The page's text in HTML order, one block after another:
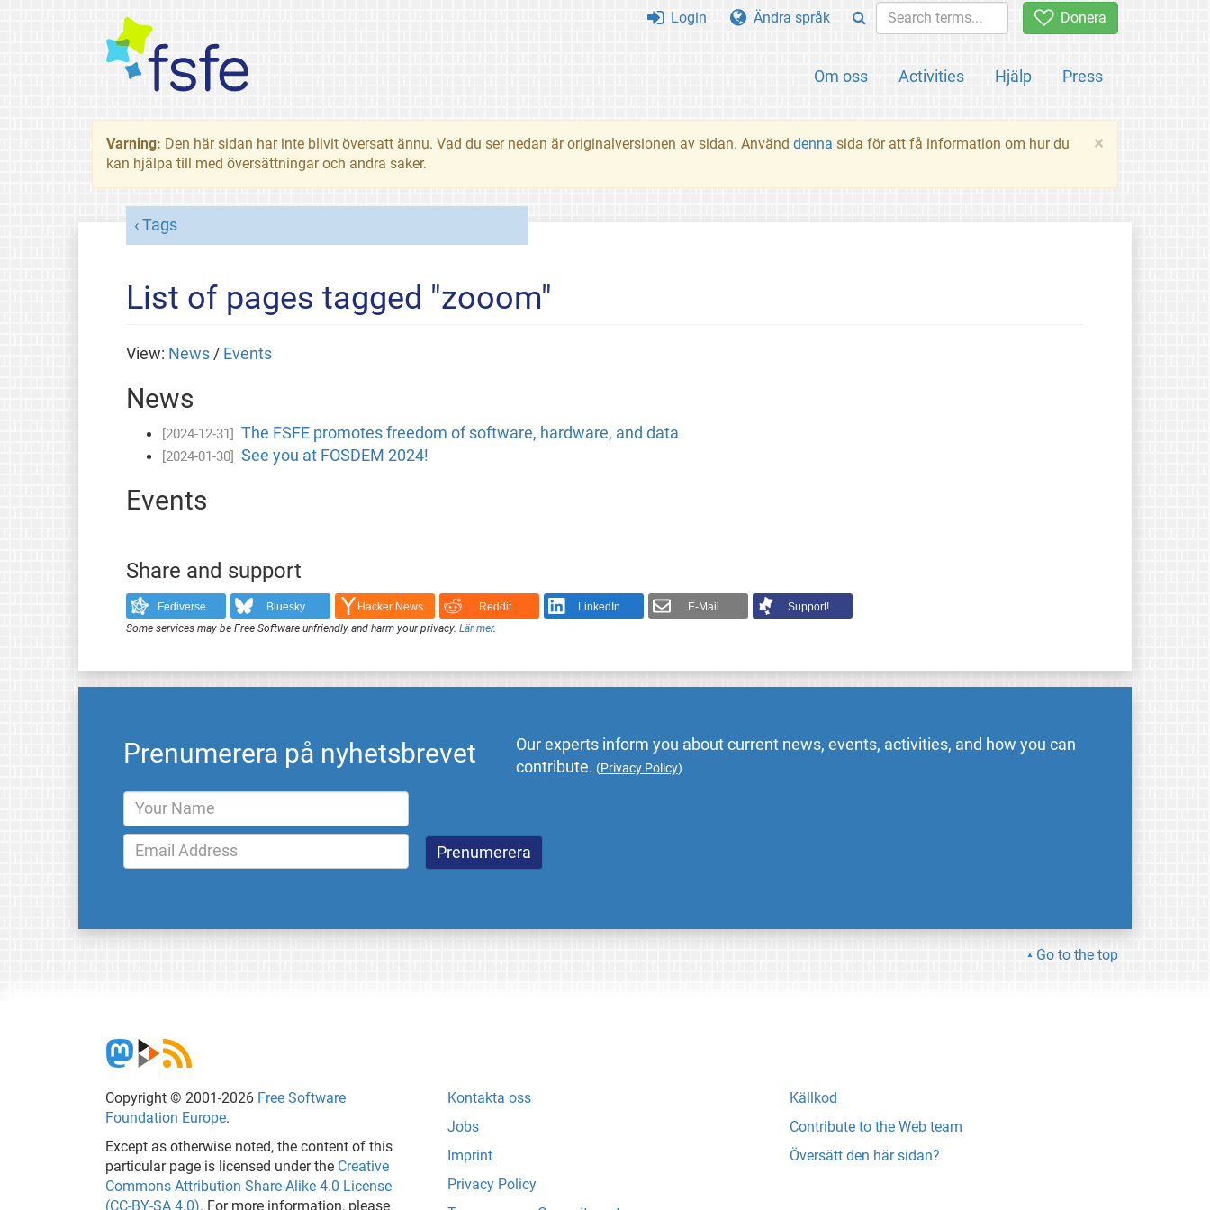
Donera
Om oss Activities Hjälp Press
Login Ändra språk
×
Varning: Den här sidan har inte blivit översatt ännu. Vad du ser nedan är originalversionen av sidan. Använd denna sida för att få information om hur du
kan hjälpa till med översättningar och andra saker.
Tags
List of pages tagged "zooom"
View: News/ Events
News
[2024-12-31] The FSFE promotes freedom of software, hardware, and data
[2024-01-30] See you at FOSDEM 2024!
Events
Share and support
Fediverse Bluesky Hacker News Reddit LinkedIn E-Mail
Support!
Some services may be Free Software unfriendly and harm your privacy. Lär mer.
Prenumerera på nyhetsbrevet
Our experts inform you about current news, events, activities, and how you can
contribute. (Privacy Policy)
Go to the top
Copyright © 2001-2026 Free Software
Foundation Europe.
Except as otherwise noted, the content of this
particular page is licensed under the Creative
Commons Attribution Share-Alike 4.0 License
(CC-BY-SA 4.0). For more information, please
Kontakta oss
Jobs
Imprint
Privacy Policy
Källkod
Contribute to the Web team
Översätt den här sidan?